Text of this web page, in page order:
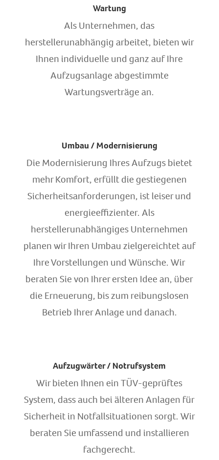
Wartung
Als Unternehmen, das
herstellerunabhängig arbeitet, bieten wir
Ihnen individuelle und ganz auf Ihre
Aufzugsanlage abgestimmte
Wartungsverträge an.
Umbau / Modernisierung
Die Modernisierung Ihres Aufzugs bietet
mehr Komfort, erfüllt die gestiegenen
Sicher­heits­an­forderungen, ist leiser und
energieeffizienter. Als
herstellerunabhängiges Unternehmen
planen wir Ihren Umbau zielgereichtet auf
Ihre Vorstellungen und Wünsche. Wir
beraten Sie von Ihrer ersten Idee an, über
die Erneuerung, bis zum reibungslosen
Betrieb Ihrer Anlage und danach.
Aufzugwärter / Notrufsystem
Wir bieten Ihnen ein TÜV-geprüftes
System, dass auch bei älteren Anlagen für
Sicherheit in Notfallsituationen sorgt. Wir
beraten Sie umfassend und installieren
fachgerecht.